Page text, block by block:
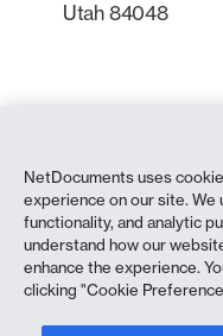
Utah 84048
Conditions d'utilisation
Politique de
Politique de
Déclaration contre
Politique en matière de
NetDocuments uses
experience on our site.
functionality, and analytic
understand how our
enhance the experience.
clicking "Cookie